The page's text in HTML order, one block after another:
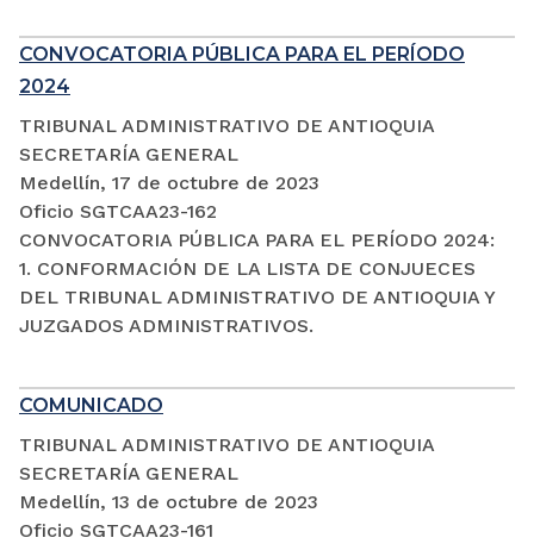
CONVOCATORIA PÚBLICA PARA EL PERÍODO
2024
TRIBUNAL ADMINISTRATIVO DE ANTIOQUIA
SECRETARÍA GENERAL
Medellín, 17 de octubre de 2023
Oficio SGTCAA23-162
CONVOCATORIA PÚBLICA PARA EL PERÍODO 2024:
1. CONFORMACIÓN DE LA LISTA DE CONJUECES
DEL TRIBUNAL ADMINISTRATIVO DE ANTIOQUIA Y
JUZGADOS ADMINISTRATIVOS.
COMUNICADO
TRIBUNAL ADMINISTRATIVO DE ANTIOQUIA
SECRETARÍA GENERAL
Medellín, 13 de octubre de 2023
Oficio SGTCAA23-161